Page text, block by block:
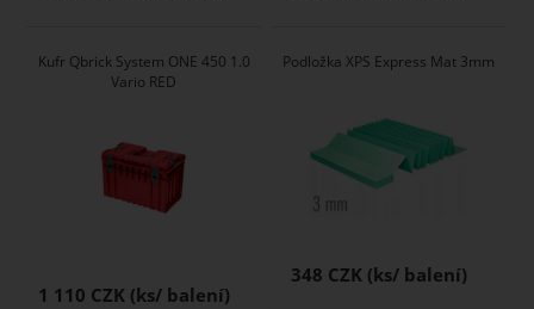
Kufr Qbrick System ONE 450 1.0
Vario RED
1 110 CZK
Podložka XPS Express Mat 3mm
348 CZK